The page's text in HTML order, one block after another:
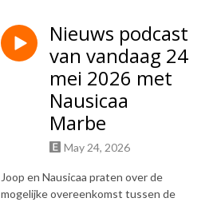
Nieuws podcast
van vandaag 24
mei 2026 met
Nausicaa
Marbe
May 24, 2026
Joop en Nausicaa praten over de
mogelijke overeenkomst tussen de